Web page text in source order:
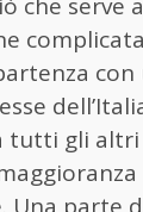
che serve
con
tutti gli